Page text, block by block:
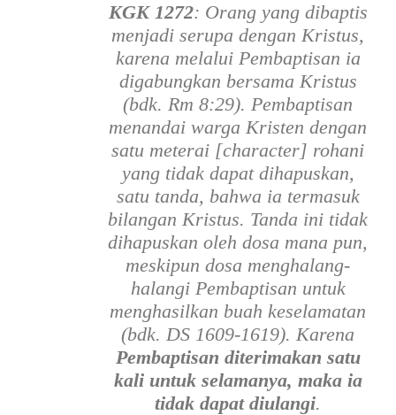
KGK 1272: Orang yang dibaptis
menjadi serupa dengan Kristus,
karena melalui Pembaptisan ia
digabungkan bersama Kristus
(bdk. Rm 8:29). Pembaptisan
menandai warga Kristen dengan
satu meterai [character] rohani
yang tidak dapat dihapuskan,
satu tanda, bahwa ia termasuk
bilangan Kristus. Tanda ini tidak
dihapuskan oleh dosa mana pun,
meskipun dosa menghalang-
halangi Pembaptisan untuk
menghasilkan buah keselamatan
(bdk. DS 1609-1619). Karena
Pembaptisan diterimakan satu
kali untuk selamanya, maka ia
tidak dapat diulangi.